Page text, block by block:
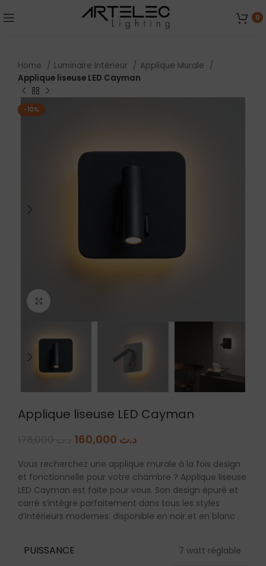
0
Home Luminaire Intérieur
Applique Murale
Applique liseuse LED Cayman
-10%
Applique liseuse LED Cayman
د.ت
Vous recherchez une applique murale à la fois design
et fonctionnelle pour votre chambre ? Applique liseuse
LED Cayman est faite pour vous. Son design épuré et
carré s’intègre parfaitement dans tous les styles
d’intérieurs modernes. disponible en noir et en blanc .
PUISSANCE 7 watt réglable